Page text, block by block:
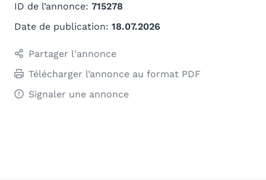
ID de l’annonce: 715278
Date de publication: 18.07.2026
Partager l'annonce
Télécharger l’annonce au format PDF
Signaler une annonce